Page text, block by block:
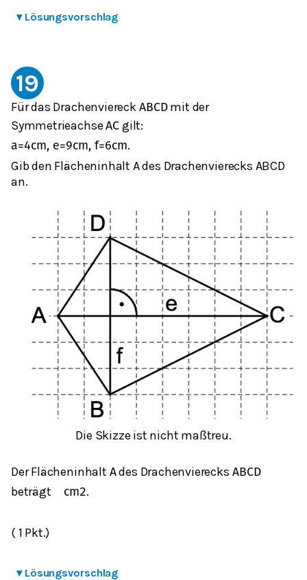
▾ Lösungsvorschlag
19
Für das Drachenviereck ABCDmit der
SymmetrieachseAC gilt:
a=4cm, e=9cm, f=6cm.
Gib den Flächeninhalt A des Drachenvierecks ABCD
an.
Die Skizze ist nicht maßtreu.
Der Flächeninhalt Ades Drachenvierecks ABCD
beträgt cm2.
( 1 Pkt.)
▾ Lösungsvorschlag